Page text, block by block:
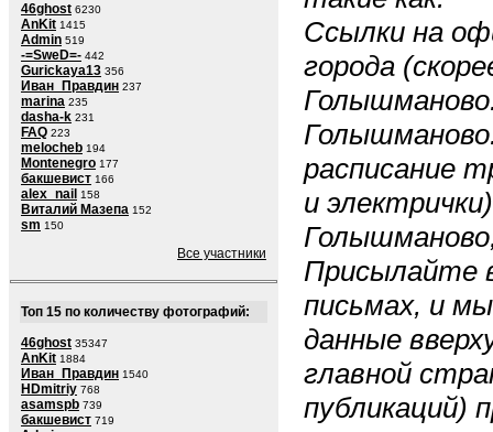
46ghost 6230
AnKit 1415
Admin 519
-=SweD=- 442
Gurickaya13 356
Иван_Правдин 237
marina 235
dasha-k 231
FAQ 223
melocheb 194
Montenegro 177
бакшевист 166
alex_nail 158
Виталий Мазепа 152
sm 150
Все участники
Топ 15 по количеству фотографий:
46ghost 35347
AnKit 1884
Иван_Правдин 1540
HDmitriy 768
asamspb 739
бакшевист 719
Ссылки на
города
расписание
и
Присылайте
письмах, и
данные
главной
публикаций)